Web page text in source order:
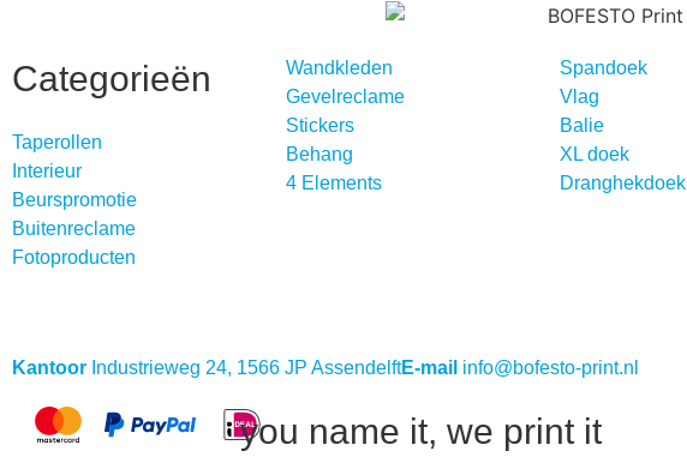
Categorieën
Taperollen
Interieur
Beurspromotie
Buitenreclame
Fotoproducten
Wandkleden
Gevelreclame
Stickers
Behang
4 Elements
Spandoek
Vlag
Balie
XL doek
Dranghekdoek
Kantoor Industrieweg 24, 1566 JP AssendelftE-mail info@bofesto-print.nl
you name it, we print it